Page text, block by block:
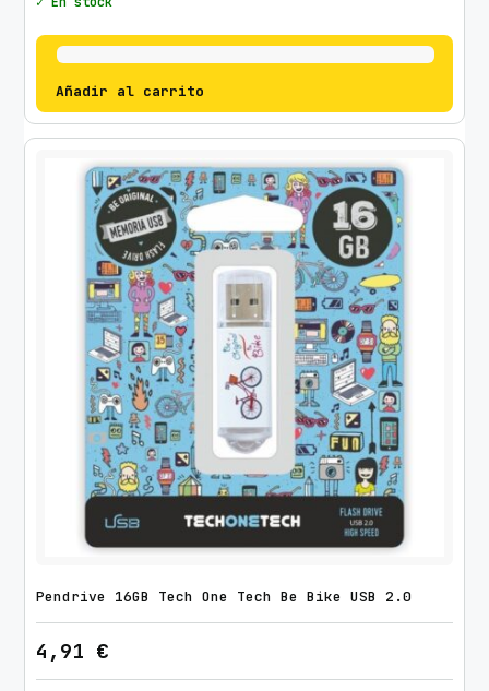
Añadir al carrito
Pendrive 16GB Tech One Tech Be Bike USB 2.0
4,91 €